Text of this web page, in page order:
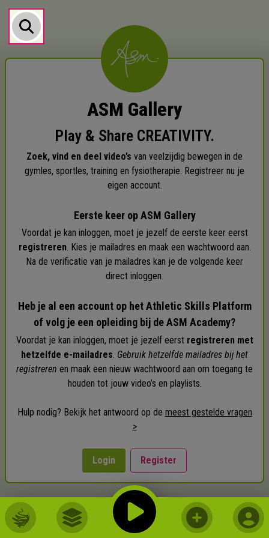
ASM Gallery
Play & Share CREATIVITY.
Zoek, vind en deel video’s van veelzijdig bewegen in de
gymles, sportles, training en fysiotherapie. Registreer nu je
eigen account.
Eerste keer op ASM Gallery
Voordat je kan inloggen, moet je jezelf de eerste keer eerst
registreren. Kies je mailadres en maak een wachtwoord aan.
Na de verificatie van je mailadres kan je de volgende keer
direct inloggen.
Heb je al een account op het Athletic Skills Platform
of volg je een opleiding bij de ASM Academy?
Voordat je kan inloggen, moet je jezelf eerst registreren met
hetzelfde e-mailadres Gebruik hetzelfde mailadres bij het
registreren en maak een nieuw wachtwoord aan om toegang te
houden tot jouw video’s en playlists.
Hulp nodig? Bekijk het antwoord op de meest gestelde vragen
>
Login Register